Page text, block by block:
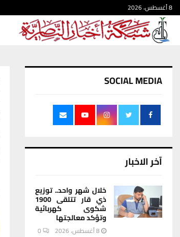
8 أغسطس، 2026
SOCIAL MEDIA
آخر الاخبار
خلال شهر واحد.. توزيع
ذي قار تتلقى 1900
شكوى كهربائية
وتؤكد معالجتها
8 أغسطس، 2026 0